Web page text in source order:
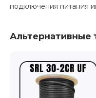
подключения питания
Альтернативные